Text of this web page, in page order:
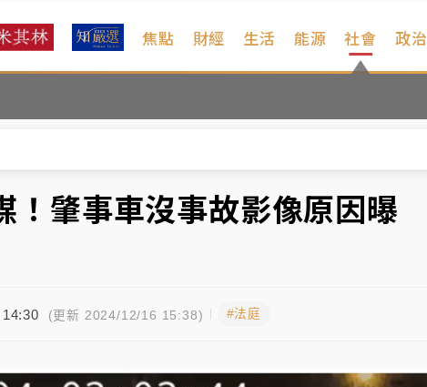
焦點 財經 生活 能源 社會 政治
抽獎程序複雜 觀旅局回應了
諒向法院聲請遭駁 理由曝光
約開賣一度塞車 周六起展出延長至晚上7時
成功 今重開羈押庭
遭查扣畫面曝光
！肇事車沒事故影像原因曝
(更新 2024/12/16 15:38) #法庭